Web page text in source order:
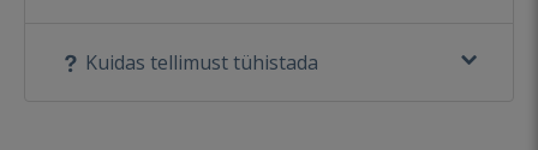
Kuidas tellimust tühistada